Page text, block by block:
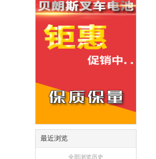
最近浏览
全部浏览历史